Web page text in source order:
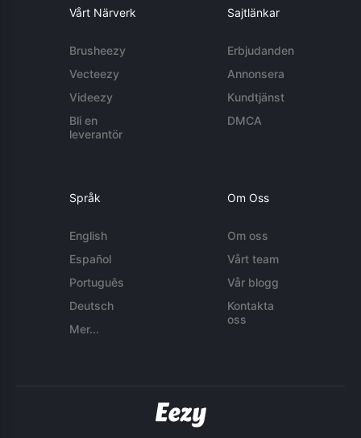
Vårt Närverk
Brusheezy
Vecteezy
Videezy
Bli en
leverantör
Sajtlänkar
Erbjudanden
Annonsera
Kundtjänst
DMCA
Språk
English
Español
Português
Deutsch
Mer...
Om Oss
Om oss
Vårt team
Vår blogg
Kontakta
oss